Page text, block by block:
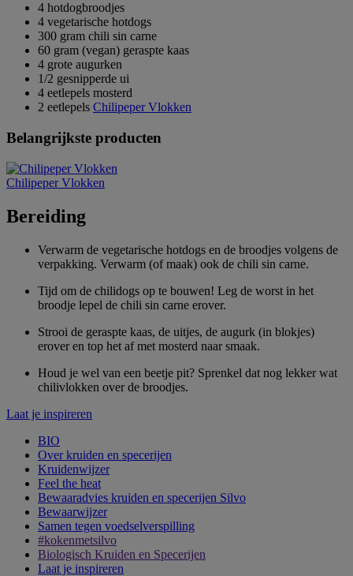
4 hotdogbroodjes
4 vegetarische hotdogs
300 gram chili sin carne
60 gram (vegan) geraspte kaas
4 grote augurken
1/2 gesnipperde ui
4 eetlepels mosterd
2 eetlepels Chilipeper Vlokken
Belangrijkste producten
Chilipeper Vlokken
Bereiding
Verwarm de vegetarische hotdogs en de broodjes volgens de
verpakking. Verwarm (of maak) ook de chili sin carne.
Tijd om de chilidogs op te bouwen! Leg de worst in het
broodje lepel de chili sin carne erover.
Strooi de geraspte kaas, de uitjes, de augurk (in blokjes)
erover en top het af met mosterd naar smaak.
Houd je wel van een beetje pit? Sprenkel dat nog lekker wat
chilivlokken over de broodjes.
Laat je inspireren
BIO
Over kruiden en specerijen
Kruidenwijzer
Feel the heat
Bewaaradvies kruiden en specerijen Silvo
Bewaarwijzer
Samen tegen voedselverspilling
#kokenmetsilvo
Biologisch Kruiden en Specerijen
Laat je inspireren